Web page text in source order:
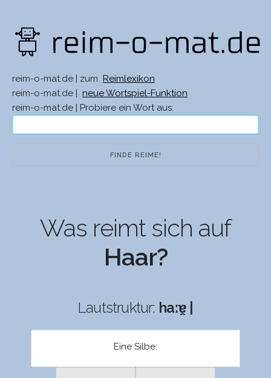
reim-o-mat.de | zum
Reimlexikon
reim-o-mat.de |
neue Wortspiel-Funktion
reim-o-mat.de | Probiere ein Wort aus:
Was reimt sich auf
Haar?
Lautstruktur: haːɐ̯ |
Eine Silbe: